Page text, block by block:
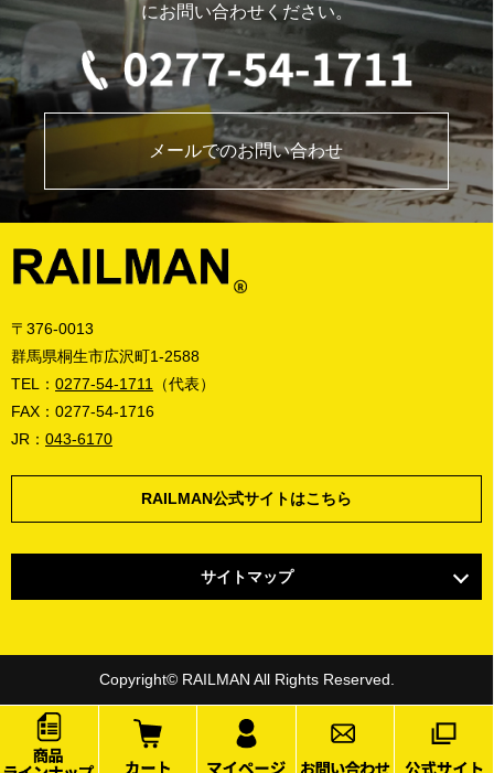
にお問い合わせください。
メールでのお問い合わせ
〒376-0013
群馬県桐生市広沢町1-2588
TEL： 0277-54-1711
（代表）
FAX：0277-54-1716
JR： 043-6170
RAILMAN公式サイトはこちら
サイトマップ
よくある質問
お買い物ガイド
お知らせ
Copyright© RAILMAN All Rights Reserved.